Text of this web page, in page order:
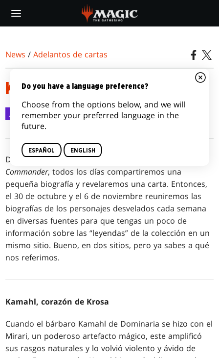
main
News /Adelantos de cartas
KAMAHL, CORAZÓN DE KROSA
Adelantos de cartas 28 oct 2020
Durante la temporada de adelantos de
Commander, todos los días compartiremos una
pequeña biografía y revelaremos una carta. Entonces,
el 30 de octubre y el 6 de noviembre reuniremos las
biografías de los personajes desvelados cada semana
en diversas fuentes para que tengas un poco de
información sobre las “leyendas” de la colección en un
mismo sitio. Bueno, en dos sitios, pero ya sabes a qué
nos referimos.
Kamahl, corazón de Krosa
Cuando el bárbaro Kamahl de Dominaria se hizo con el
Mirari, un poderoso artefacto mágico, este amplificó
sus rasgos naturales y lo volvió violento y ávido de
Do you have a language preference?
Choose from the options below, and we will
remember your preferred language in the
future.
ESPAÑOL ENGLISH